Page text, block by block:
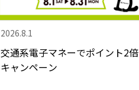
2026.8.1
交通系電子マネーでポイント2倍
キャンペーン